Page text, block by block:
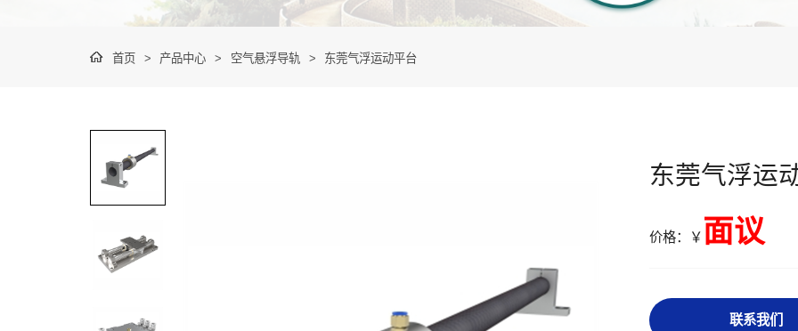
首页 > 产品中心 > 空气悬浮导轨 > 东莞气浮运动平台
东莞气浮运
价格：￥ 面议
联系我们